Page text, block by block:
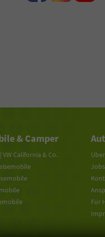
& Camper
California & Co.
Für